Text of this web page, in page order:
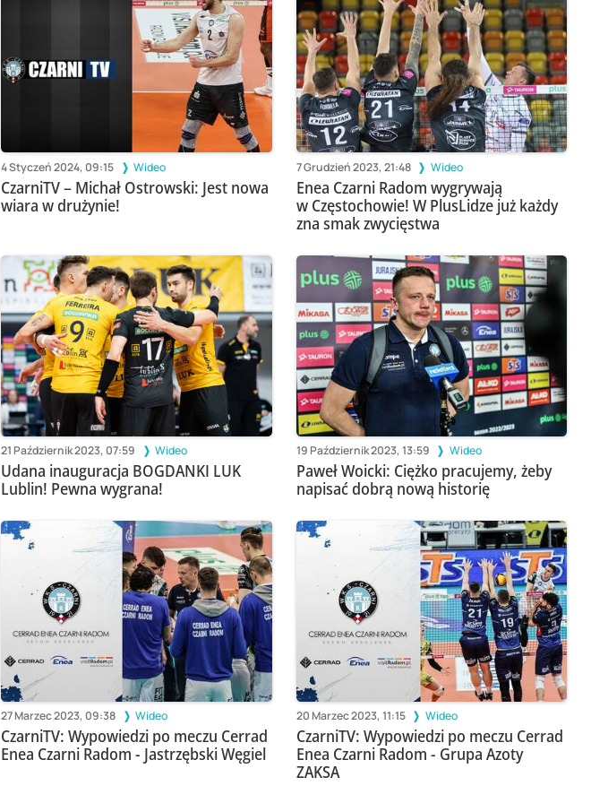
4 Styczeń 2024, 09:15 Wideo
CzarniTV – Michał Ostrowski: Jest nowa
wiara w drużynie!
7 Grudzień 2023, 21:48 Wideo
Enea Czarni Radom wygrywają
w Częstochowie! W PlusLidze już każdy
zna smak zwycięstwa
21 Październik 2023, 07:59 Wideo
Udana inauguracja BOGDANKI LUK
Lublin! Pewna wygrana!
19 Październik 2023, 13:59 Wideo
Paweł Woicki: Ciężko pracujemy, żeby
napisać dobrą nową historię
27 Marzec 2023, 09:38 Wideo
CzarniTV: Wypowiedzi po meczu Cerrad
Enea Czarni Radom - Jastrzębski Węgiel
20 Marzec 2023, 11:15 Wideo
CzarniTV: Wypowiedzi po meczu Cerrad
Enea Czarni Radom - Grupa Azoty
ZAKSA